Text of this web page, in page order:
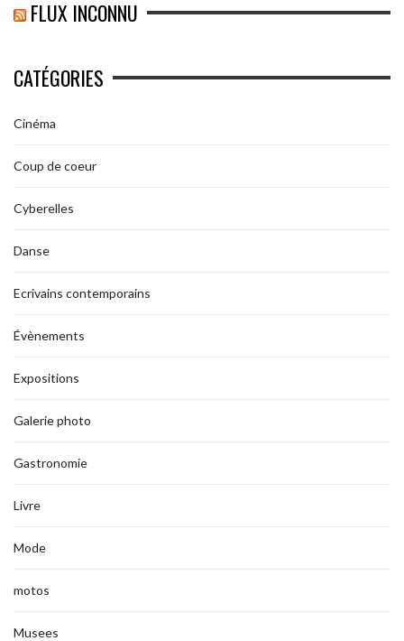
FLUX INCONNU
CATÉGORIES
Cinéma
Coup de coeur
Cyberelles
Danse
Ecrivains contemporains
Évènements
Expositions
Galerie photo
Gastronomie
Livre
Mode
motos
Musees